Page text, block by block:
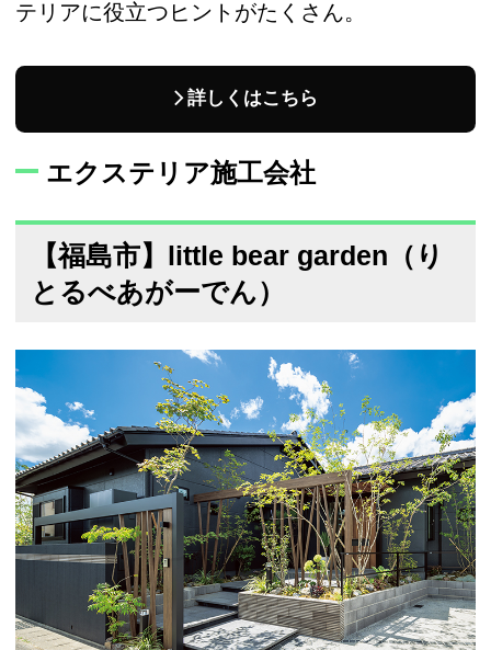
テリアに役立つヒントがたくさん。
詳しくはこちら
エクステリア施工会社
【福島市】little bear garden（り
とるべあがーでん）